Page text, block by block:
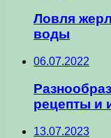
Ловля
воды
06.07.2022
рецепты и
13.07.2023